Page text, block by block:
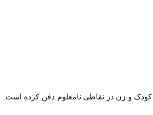
کودک و زن در نقاطی نامعلوم دفن کرده است.